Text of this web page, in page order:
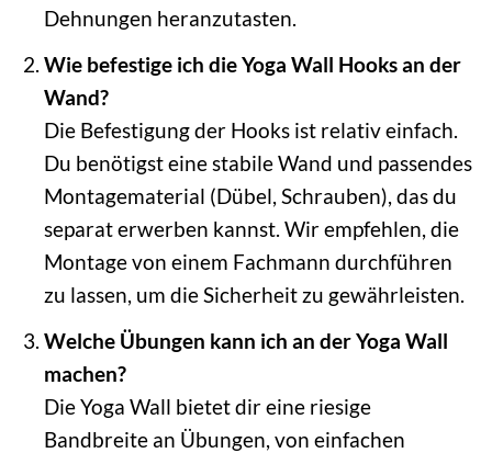
Dehnungen heranzutasten.
Wie befestige ich die Yoga Wall Hooks an der
Wand?
Die Befestigung der Hooks ist relativ einfach.
Du benötigst eine stabile Wand und passendes
Montagematerial (Dübel, Schrauben), das du
separat erwerben kannst. Wir empfehlen, die
Montage von einem Fachmann durchführen
zu lassen, um die Sicherheit zu gewährleisten.
Welche Übungen kann ich an der Yoga Wall
machen?
Die Yoga Wall bietet dir eine riesige
Bandbreite an Übungen, von einfachen